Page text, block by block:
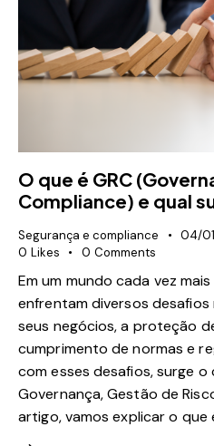
O que é GRC
Compliance) e qual
Segurança e compliance 04/
0 Likes 0 Comments
Em um mundo cada vez
enfrentam diversos
seus negócios, a proteção
cumprimento de normas e
com esses desafios, surge o
Governança, Gestão de
artigo, vamos explicar o que